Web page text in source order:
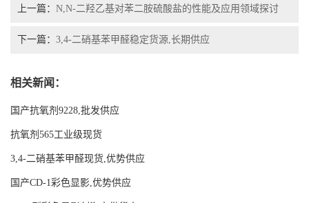
上一篇： N,N-二羟乙基对苯二胺硫酸盐的性能及应用领域探讨
下一篇： 3,4-二硝基苯甲醛稳定货源,长期供应
相关新闻：
国产抗氧剂9228,批发供应
抗氧剂565工业级现货
3,4-二硝基苯甲醛现货,优势供应
国产CD-1彩色显影,优势供应